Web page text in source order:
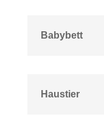
Babybett
Haustier